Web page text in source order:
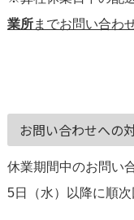
業所までお問い合わ
お問い合わせへの
休業期間中のお問い
5日（水）以降に順次